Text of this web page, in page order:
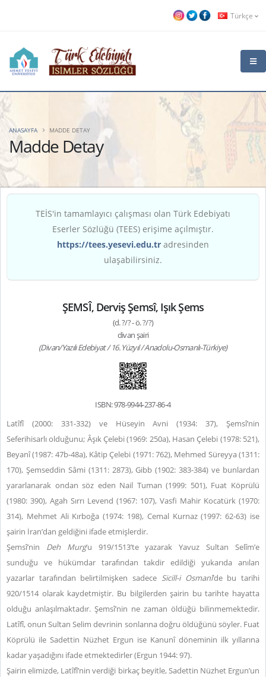
Türkçe
Madde Detay
ANASAYFA MADDE DETAY
TEİS'in tamamlayıcı çalışması olan Türk Edebiyatı
Eserler Sözlüğü (TEES) erişime açılmıştır.
https://tees.yesevi.edu.tr adresinden
ulaşabilirsiniz.
ŞEMSÎ, Derviş Şemsî, Işık Şems
(d. ?/? - ö. ?/?)
divan şairi
(Divan/Yazılı Edebiyat / 16. Yüzyıl / Anadolu-Osmanlı-Türkiye)
ISBN: 978-9944-237-86-4
Latîfî (2000: 331-332) ve Hüseyin Avni (1934: 37), Şemsî’nin
Seferihisarlı olduğunu; Âşık Çelebi (1969: 250a), Hasan Çelebi (1978: 521),
Beyanî (1987: 47b-48a), Kâtip Çelebi (1971: 762), Mehmed Süreyya (1311:
170), Şemseddin Sâmi (1311: 2873), Gibb (1902: 383-384) ve bunlardan
yararlanarak ondan söz eden Nail Tuman (1999: 501), Fuat Köprülü
(1980: 390), Agah Sırrı Levend (1967: 107), Vasfi Mahir Kocatürk (1970:
314), Mehmet Ali Kırboğa (1974: 198), Cemal Kurnaz (1997: 62-63) ise
şairin İran’dan geldiğini ifade etmişlerdir.
Şemsî’nin Deh Murg’u 919/1513’te yazarak Yavuz Sultan Selîm’e
sunduğu ve hükümdar tarafından takdir edildiği yukarıda anılan
yazarlar tarafından belirtilmişken sadece Sicill-i Osmanî’de bu tarihi
920/1514 olarak kaydetmiştir. Bu bilgilerden şairin bu tarihte hayatta
olduğu anlaşılmaktadır. Şemsî’nin ne zaman öldüğü bilinmemektedir.
Latîfî, onun Sultan Selim devrinin sonlarına doğru öldüğünü söyler. Fuat
Köprülü ile Sadettin Nüzhet Ergun ise Kanunî döneminin ilk yıllarına
kadar yaşadığını ifade etmektedirler (Ergun 1944: 97).
Şairin elimizde, Latîfî’nin verdiği birkaç beyitle, Sadettin Nüzhet Ergun’un